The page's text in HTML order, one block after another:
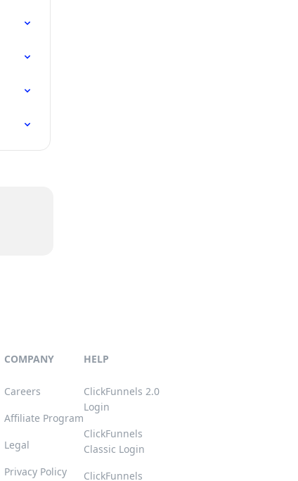
COMPANY
Careers
Affiliate Program
Legal
Privacy Policy
HELP
ClickFunnels 2.0
Login
ClickFunnels
Classic Login
ClickFunnels